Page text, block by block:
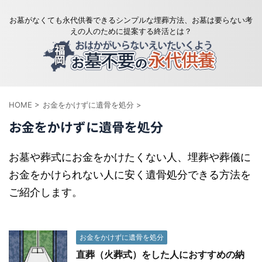
お墓がなくても永代供養できるシンプルな埋葬方法、お墓は要らない考
えの人のために提案する終活とは？
HOME > お金をかけずに遺骨を処分 >
お金をかけずに遺骨を処分
お墓や葬式にお金をかけたくない人、埋葬や葬儀に
お金をかけられない人に安く遺骨処分できる方法を
ご紹介します。
お金をかけずに遺骨を処分
直葬（火葬式）をした人におすすめの納